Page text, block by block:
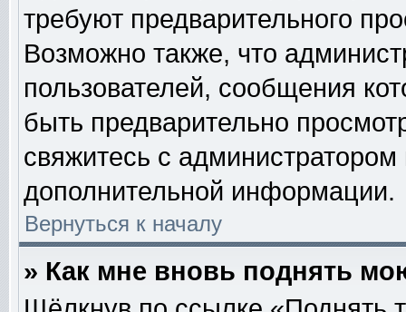
требуют предварительного
Возможно также, что
пользователей, сообщения
быть предварительно
свяжитесь с
дополнительной информации.
Вернуться к началу
» Как мне вновь поднять